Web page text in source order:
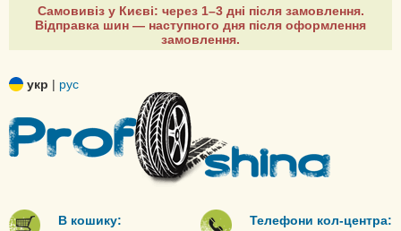
Самовивіз у Києві: через 1–3 дні після замовлення.
Відправка шин — наступного дня після оформлення
замовлення.
укр | рус
В кошику:
Телефони кол-центра: